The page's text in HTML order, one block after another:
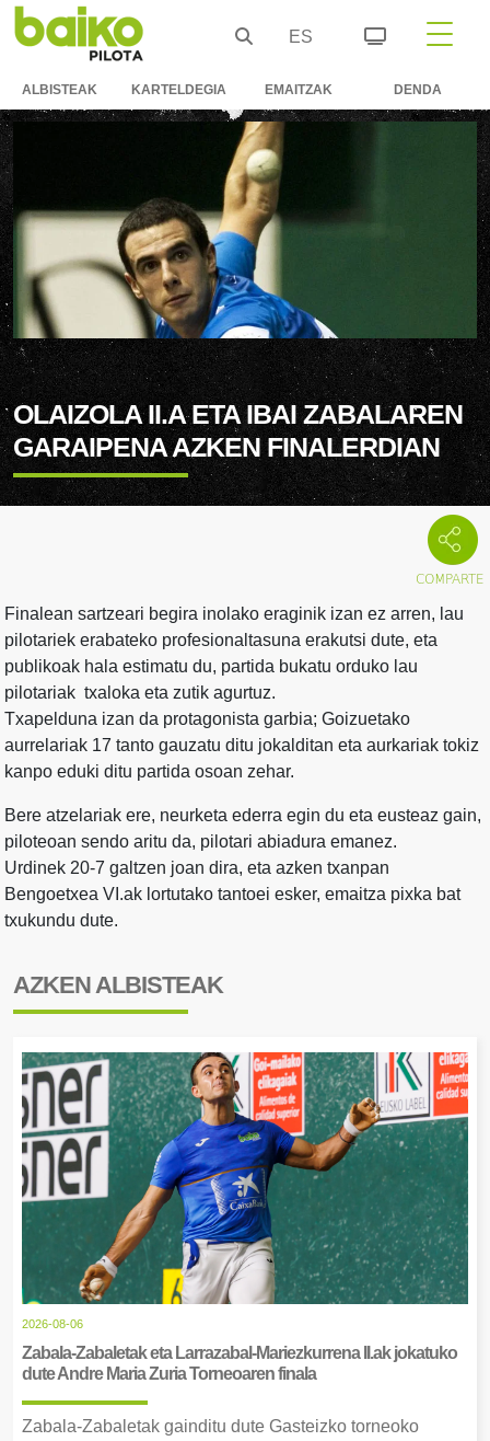
ES
ALBISTEAK KARTELDEGIA EMAITZAK DENDA
OLAIZOLA II.A ETA IBAI ZABALAREN
GARAIPENA AZKEN FINALERDIAN
Finalean sartzeari begira inolako eraginik izan ez arren, lau
pilotariek erabateko profesionaltasuna erakutsi dute, eta
publikoak hala estimatu du, partida bukatu orduko lau
pilotariak txaloka eta zutik agurtuz.
Txapelduna izan da protagonista garbia; Goizuetako
aurrelariak 17 tanto gauzatu ditu jokalditan eta aurkariak tokiz
kanpo eduki ditu partida osoan zehar.
Bere atzelariak ere, neurketa ederra egin du eta eusteaz gain,
piloteoan sendo aritu da, pilotari abiadura emanez.
Urdinek 20-7 galtzen joan dira, eta azken txanpan
Bengoetxea VI.ak lortutako tantoei esker, emaitza pixka bat
txukundu dute.
AZKEN ALBISTEAK
2026-08-06
Zabala-Zabaletak eta Larrazabal-Mariezkurrena II.ak jokatuko
dute Andre Maria Zuria Torneoaren finala
Zabala-Zabaletak gainditu dute Gasteizko torneoko